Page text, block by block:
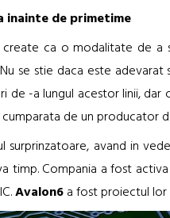
inainte de primetime
ca o modalitate de
se stie daca este adevarat
de -a lungul acestor linii,
de un producator
avand in
timp. Compania a fost
Avalon6a fost proiectul lor